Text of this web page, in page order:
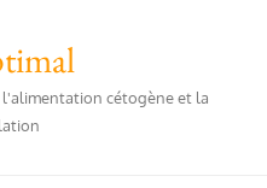
cétogène et la